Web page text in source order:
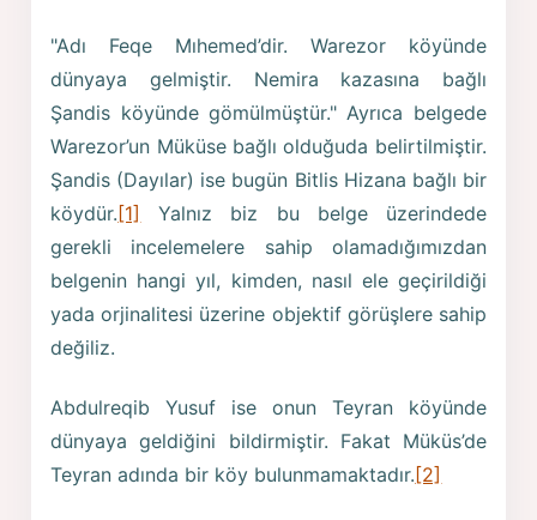
"Adı Feqe Mıhemed’dir. Warezor köyünde
dünyaya gelmiştir. Nemira kazasına bağlı
Şandis köyünde gömülmüştür." Ayrıca belgede
Warezor’un Müküse bağlı olduğuda belirtilmiştir.
Şandis (Dayılar) ise bugün Bitlis Hizana bağlı bir
köydür. [1]
Yalnız biz bu belge üzerindede
gerekli incelemelere sahip olamadığımızdan
belgenin hangi yıl, kimden, nasıl ele geçirildiği
yada orjinalitesi üzerine objektif görüşlere sahip
değiliz.
Abdulreqib Yusuf ise onun Teyran köyünde
dünyaya geldiğini bildirmiştir. Fakat Müküs’de
Teyran adında bir köy bulunmamaktadır.[2]